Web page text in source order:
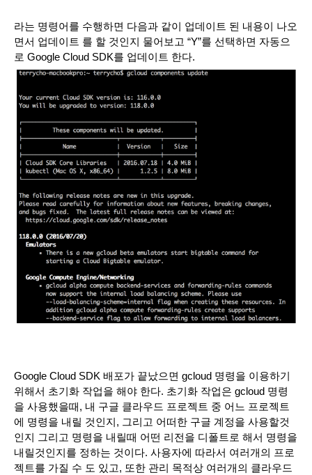
라는 명령어를 수행하면 다음과 같이 업데이트 된 내용이 나오
면서 업데이트 를 할 것인지 물어보고 “Y”를 선택하면 자동으
로 Google Cloud SDK를 업데이트 한다.
Google Cloud SDK 배포가 끝났으면 gcloud 명령을 이용하기
위해서 초기화 작업을 해야 한다. 초기화 작업은 gcloud 명령
을 사용했을때, 내 구글 클라우드 프로젝트 중 어느 프로젝트
에 명령을 내릴 것인지, 그리고 어떠한 구글 계정을 사용할것
인지 그리고 명령을 내릴때 어떤 리전을 디폴트로 해서 명령을
내릴것인지를 정하는 것이다. 사용자에 따라서 여러개의 프로
젝트를 가질 수 도 있고, 또한 관리 목적상 여러개의 클라우드